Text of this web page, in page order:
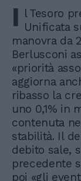
I l Tesoro
Unificata
manovra da
Berlusconi
«priorità
aggiorna
ribasso la
uno 0,1% in
contenuta
stabilità. Il
debito sale,
precedente
poi «gli